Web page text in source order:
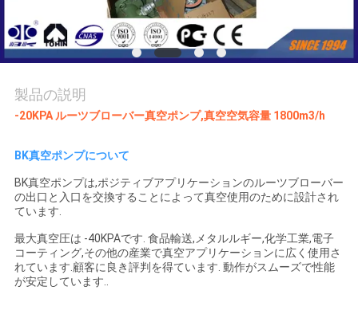
私
達
に
連
絡
し
な
さ
い
製品の説明
-20KPA ルーツブローバー真空ポンプ,真空空気容量 1800m3/h
BK真空ポンプについて
BK真空ポンプは,ポジティブアプリケーションのルーツブローバー
の出口と入口を交換することによって真空使用のために設計され
ています.
最大真空圧は -40KPAです. 食品輸送,メタルルギー,化学工業,電子
コーティング,その他の産業で真空アプリケーションに広く使用さ
れています.顧客に良き評判を得ています. 動作がスムーズで性能
が安定しています..